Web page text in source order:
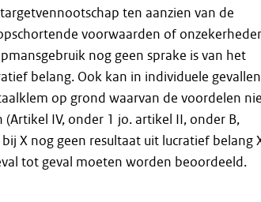
ten aanzien van de
voorwaarden of
nog geen sprake is van het
belang. Ook kan in individuele gevallen
op grond waarvan de voordelen
IV, onder 1 jo. artikel II, onder B,
X nog geen resultaat uit lucratief belang
tot geval moeten worden beoordeeld.